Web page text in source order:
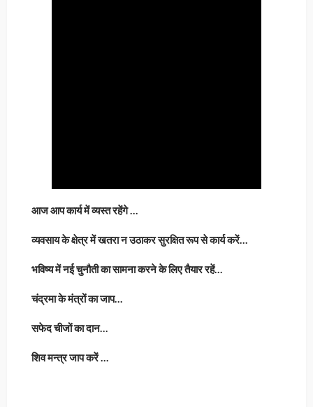
आज आप कार्य में व्यस्त रहेंगे …
व्यवसाय के क्षेत्र में खतरा न उठाकर सुरक्षित रूप से कार्य करें…
भविष्य में नई चुनौती का सामना करने के लिए तैयार रहें…
चंद्रमा के मंत्रों का जाप…
सफेद चीजों का दान…
शिव मन्त्र जाप करें …